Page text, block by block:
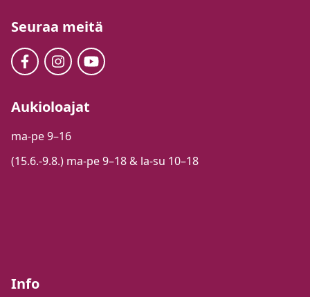
Seuraa meitä
Aukioloajat
ma-pe 9–16
(15.6.-9.8.) ma-pe 9–18 & la-su 10–18
Info